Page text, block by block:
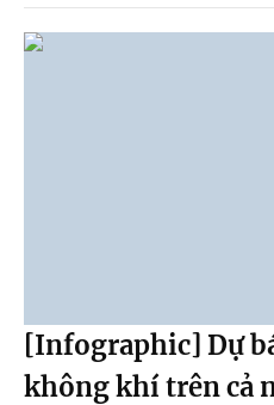
[Infographic] Dự
không khí trên cả